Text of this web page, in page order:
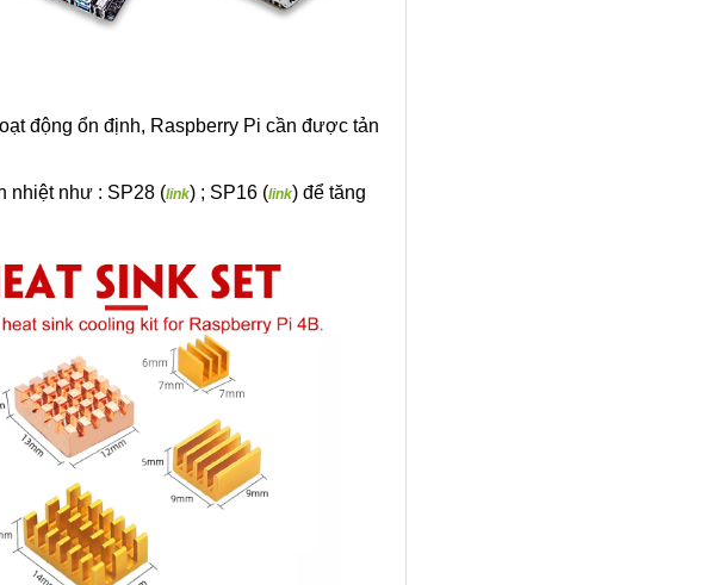
động ổn định, Raspberry Pi cần được tản
nhiệt như : SP28 (link) ; SP16 (link) để tăng